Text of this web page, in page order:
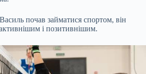
почав займатися спортом, він
і позитивнішим.